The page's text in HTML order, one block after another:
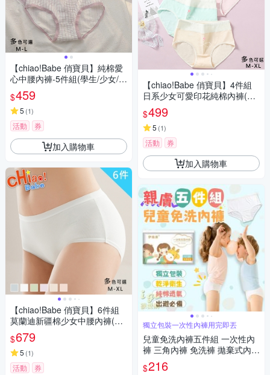
【chiao!Babe 俏寶貝】純棉愛
心中腰內褲-5件組(學生/少女/兒
童)
$459
5 (1)
活動 券
加入購物車
【chiao!Babe 俏寶貝】6件組
莫蘭迪新疆棉少女中腰內褲(M-
XL/學生/少女/兒童/6色)
$679
5 (1)
活動 券
【chiao!Babe 俏寶貝】4件組
日系少女可愛印花純棉內褲(M-
XL/學生/少女/兒童/4色)
$499
5 (1)
活動 券
加入購物車
獨立包裝一次性內褲用完即丟
兒童免洗內褲五件組 一次性內
褲 三角內褲 免洗褲 拋棄式內褲
紙內褲
$216